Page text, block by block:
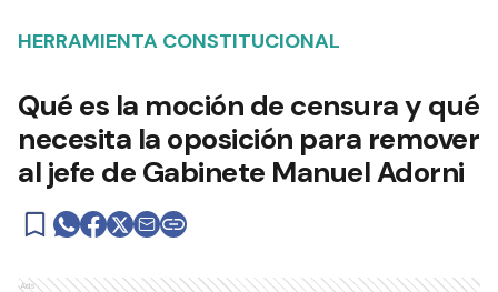
HERRAMIENTA CONSTITUCIONAL
Qué es la moción de censura y qué
necesita la oposición para remover
al jefe de Gabinete Manuel Adorni
Ads